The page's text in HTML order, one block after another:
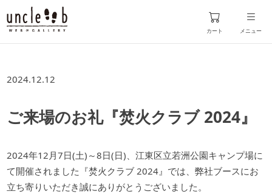
カート メニュー
2024.12.12
ご来場のお礼『焚火クラブ 2024』
2024年12月7日(土)～8日(日)、江東区立若洲公園キャンプ場に
て開催されました『焚火クラブ 2024』では、弊社ブースにお
立ち寄りいただき誠にありがとうございました。